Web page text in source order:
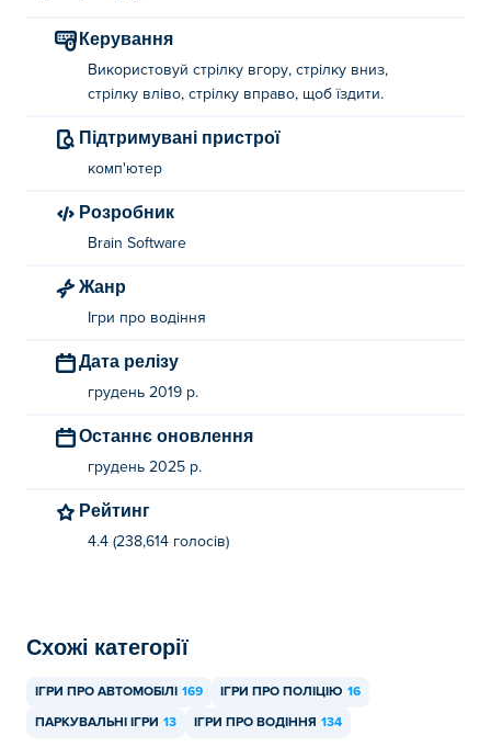
Керування
Використовуй стрілку вгору, стрілку вниз,
стрілку вліво, стрілку вправо, щоб їздити.
Підтримувані пристрої
комп'ютер
Розробник
Brain Software
Жанр
Ігри про водіння
Дата релізу
грудень 2019 р.
Останнє оновлення
грудень 2025 р.
Рейтинг
4.4 (238,614 голосів)
Схожі категорії
ІГРИ ПРО АВТОМОБІЛІ 169 ІГРИ ПРО ПОЛІЦІЮ 16
ПАРКУВАЛЬНІ ІГРИ 13 ІГРИ ПРО ВОДІННЯ 134